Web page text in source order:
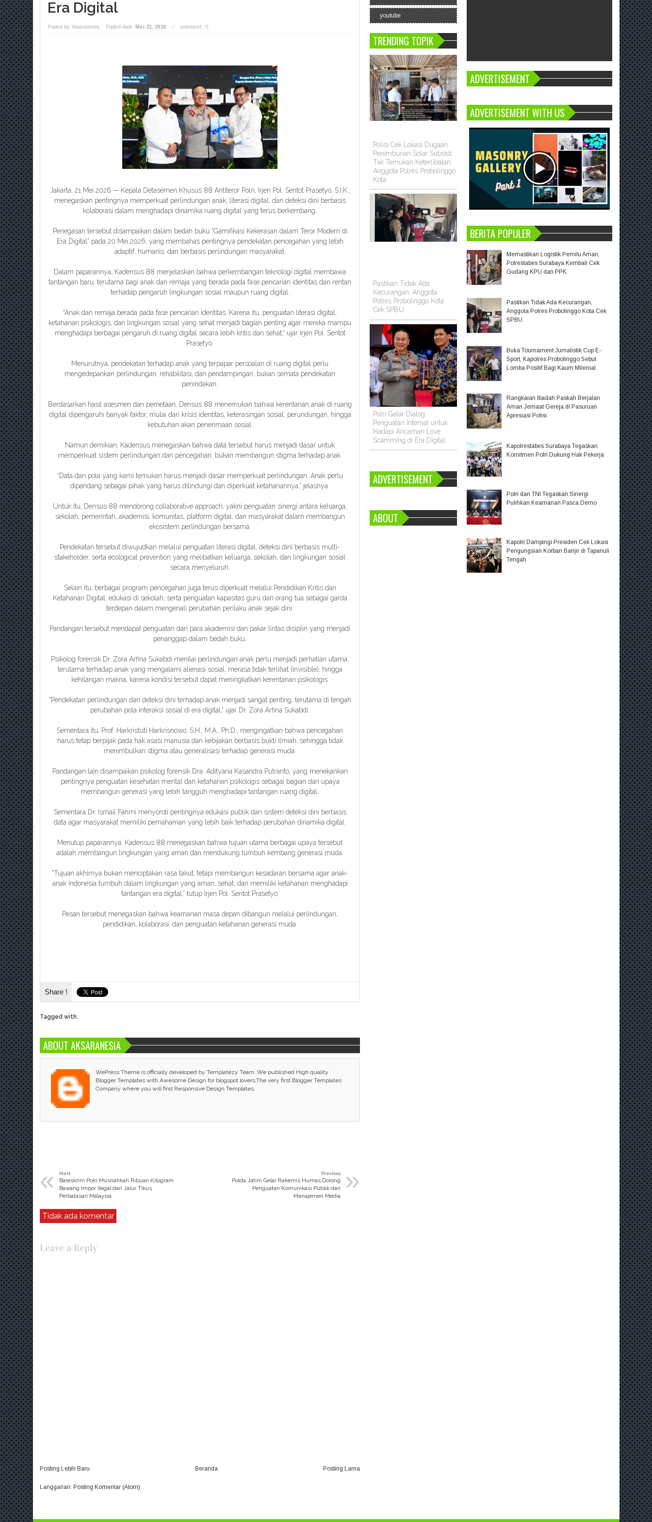
Era Digital
Posted by: Aksaranesia Posted date: Mei 21, 2026 / comment : 0
Jakarta, 21 Mei 2026 — Kepala Detasemen Khusus 88 Antiteror Polri, Irjen Pol. Sentot Prasetyo, S.I.K.,
menegaskan pentingnya memperkuat perlindungan anak, literasi digital, dan deteksi dini berbasis
kolaborasi dalam menghadapi dinamika ruang digital yang terus berkembang.
Penegasan tersebut disampaikan dalam bedah buku “Gamifikasi Kekerasan dalam Teror Modern di
Era Digital” pada 20 Mei 2026, yang membahas pentingnya pendekatan pencegahan yang lebih
adaptif, humanis, dan berbasis perlindungan masyarakat.
Dalam paparannya, Kadensus 88 menjelaskan bahwa perkembangan teknologi digital membawa
tantangan baru, terutama bagi anak dan remaja yang berada pada fase pencarian identitas dan rentan
terhadap pengaruh lingkungan sosial maupun ruang digital.
“Anak dan remaja berada pada fase pencarian identitas. Karena itu, penguatan literasi digital,
ketahanan psikologis, dan lingkungan sosial yang sehat menjadi bagian penting agar mereka mampu
menghadapi berbagai pengaruh di ruang digital secara lebih kritis dan sehat,” ujar Irjen Pol. Sentot
Prasetyo.
Menurutnya, pendekatan terhadap anak yang terpapar persoalan di ruang digital perlu
mengedepankan perlindungan, rehabilitasi, dan pendampingan, bukan semata pendekatan
penindakan.
Berdasarkan hasil asesmen dan pemetaan, Densus 88 menemukan bahwa kerentanan anak di ruang
digital dipengaruhi banyak faktor, mulai dari krisis identitas, keterasingan sosial, perundungan, hingga
kebutuhan akan penerimaan sosial.
Namun demikian, Kadensus menegaskan bahwa data tersebut harus menjadi dasar untuk
memperkuat sistem perlindungan dan pencegahan, bukan membangun stigma terhadap anak.
“Data dan pola yang kami temukan harus menjadi dasar memperkuat perlindungan. Anak perlu
dipandang sebagai pihak yang harus dilindungi dan diperkuat ketahanannya,” jelasnya.
Untuk itu, Densus 88 mendorong collaborative approach, yakni penguatan sinergi antara keluarga,
sekolah, pemerintah, akademisi, komunitas, platform digital, dan masyarakat dalam membangun
ekosistem perlindungan bersama.
Pendekatan tersebut diwujudkan melalui penguatan literasi digital, deteksi dini berbasis multi-
stakeholder, serta ecological prevention yang melibatkan keluarga, sekolah, dan lingkungan sosial
secara menyeluruh.
Selain itu, berbagai program pencegahan juga terus diperkuat melalui Pendidikan Kritis dan
Ketahanan Digital, edukasi di sekolah, serta penguatan kapasitas guru dan orang tua sebagai garda
terdepan dalam mengenali perubahan perilaku anak sejak dini.
Pandangan tersebut mendapat penguatan dari para akademisi dan pakar lintas disiplin yang menjadi
penanggap dalam bedah buku.
Psikolog forensik Dr. Zora Arfina Sukabdi menilai perlindungan anak perlu menjadi perhatian utama,
terutama terhadap anak yang mengalami alienasi sosial, merasa tidak terlihat (invisible), hingga
kehilangan makna, karena kondisi tersebut dapat meningkatkan kerentanan psikologis.
“Pendekatan perlindungan dan deteksi dini terhadap anak menjadi sangat penting, terutama di tengah
perubahan pola interaksi sosial di era digital,” ujar Dr. Zora Arfina Sukabdi.
Sementara itu, Prof. Harkristuti Harkrisnowo, S.H., M.A., Ph.D., mengingatkan bahwa pencegahan
harus tetap berpijak pada hak asasi manusia dan kebijakan berbasis bukti ilmiah, sehingga tidak
menimbulkan stigma atau generalisasi terhadap generasi muda.
Pandangan lain disampaikan psikolog forensik Dra. Adityana Kasandra Putranto, yang menekankan
pentingnya penguatan kesehatan mental dan ketahanan psikologis sebagai bagian dari upaya
membangun generasi yang lebih tangguh menghadapi tantangan ruang digital.
Sementara Dr. Ismail Fahmi menyoroti pentingnya edukasi publik dan sistem deteksi dini berbasis
data agar masyarakat memiliki pemahaman yang lebih baik terhadap perubahan dinamika digital.
Menutup paparannya, Kadensus 88 menegaskan bahwa tujuan utama berbagai upaya tersebut
adalah membangun lingkungan yang aman dan mendukung tumbuh kembang generasi muda.
“Tujuan akhirnya bukan menciptakan rasa takut, tetapi membangun kesadaran bersama agar anak-
anak Indonesia tumbuh dalam lingkungan yang aman, sehat, dan memiliki ketahanan menghadapi
tantangan era digital,” tutup Irjen Pol. Sentot Prasetyo.
Pesan tersebut menegaskan bahwa keamanan masa depan dibangun melalui perlindungan,
pendidikan, kolaborasi, dan penguatan ketahanan generasi muda.
Share !
Tagged with:
ABOUT AKSARANESIA
WePress Theme is officially developed by Templatezy Team. We published High quality
Blogger Templates with Awesome Design for blogspot lovers.The very first Blogger Templates
Company where you will find Responsive Design Templates.
« Next
Bareskrim Polri Musnahkan Ribuan Kilogram
Bawang Impor Ilegal dari Jalur Tikus
Perbatasan Malaysia
»
Previous
Polda Jatim Gelar Rakernis Humas,Dorong
Penguatan Komunikasi Publik dan
Manajemen Media
Tidak ada komentar
Leave a Reply
Posting Lebih Baru Posting Lama
Beranda
Langganan: Posting Komentar (Atom)
youtube
TRENDING TOPIK
Polisi Cek Lokasi Dugaan
Penimbunan Solar Subsidi,
Tak Temukan Keterlibatan
Anggota Polres Probolinggo
Kota
Pastikan Tidak Ada
Kecurangan, Anggota
Polres Probolinggo Kota
Cek SPBU
Polri Gelar Dialog
Penguatan Internal untuk
Hadapi Ancaman Love
Scamming di Era Digital
ADVERTISEMENT
ABOUT
ADVERTISEMENT
ADVERTISEMENT WITH US
BERITA POPULER
Memastikan Logistik Pemilu Aman,
Polrestabes Surabaya Kembali Cek
Gudang KPU dan PPK
Pastikan Tidak Ada Kecurangan,
Anggota Polres Probolinggo Kota Cek
SPBU
Buka Tournament Jurnalistik Cup E-
Sport, Kapolres Probolinggo Sebut
Lomba Positif Bagi Kaum Milenial
Rangkaian Ibadah Paskah Berjalan
Aman Jemaat Gereja di Pasuruan
Apresiasi Polisi
Kapolrestabes Surabaya Tegaskan
Komitmen Polri Dukung Hak Pekerja
Polri dan TNI Tegaskan Sinergi
Pulihkan Keamanan Pasca Demo
Kapolri Dampingi Presiden Cek Lokasi
Pengungsian Korban Banjir di Tapanuli
Tengah